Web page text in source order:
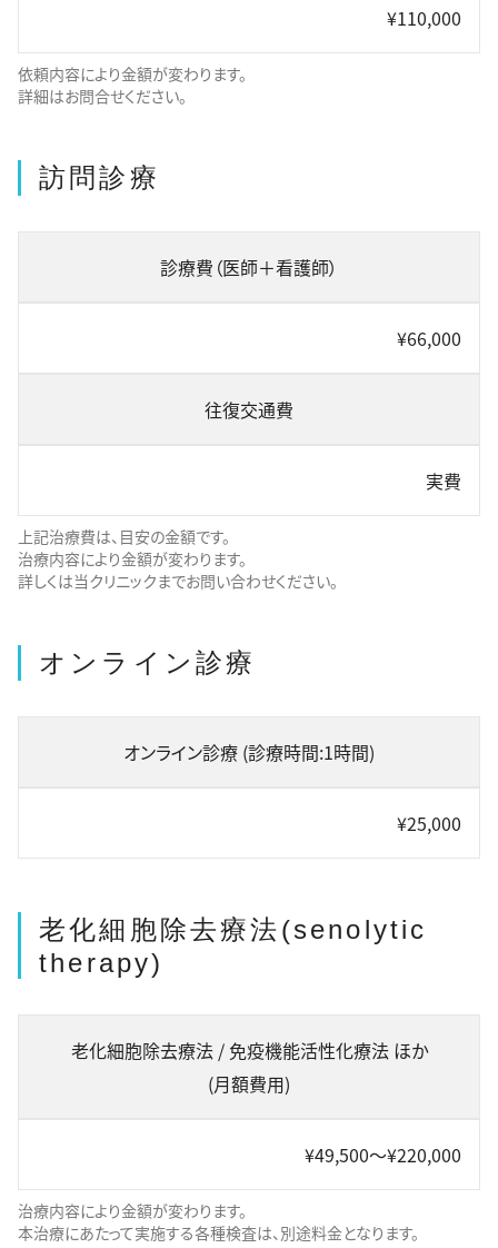
¥110,000
依頼内容により金額が変わります。
詳細はお問合せください。
訪問診療
診療費（医師＋看護師）
¥66,000
往復交通費
実費
上記治療費は、目安の金額です。
治療内容により金額が変わります。
詳しくは当クリニックまでお問い合わせください。
オンライン診療
オンライン診療 (診療時間:1時間)
¥25,000
老化細胞除去療法(senolytic
therapy)
老化細胞除去療法 / 免疫機能活性化療法 ほか
(月額費用)
¥49,500〜¥220,000
治療内容により金額が変わります。
本治療にあたって実施する各種検査は、別途料金となります。